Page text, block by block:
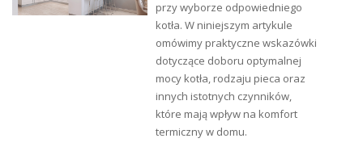
przy wyborze odpowiedniego
kotła. W niniejszym artykule
omówimy praktyczne wskazówki
dotyczące doboru optymalnej
mocy kotła, rodzaju pieca oraz
innych istotnych czynników,
które mają wpływ na komfort
termiczny w domu.